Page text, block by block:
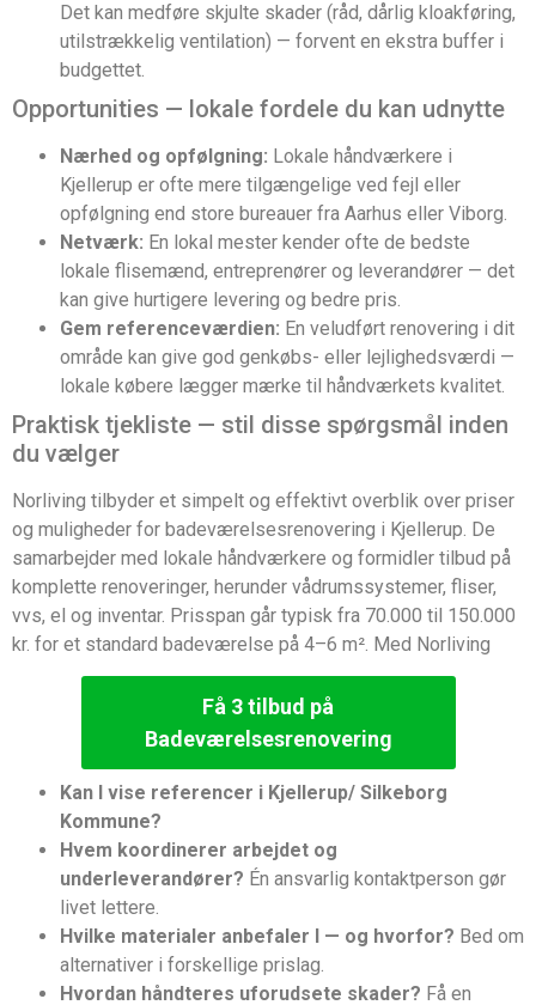
Det kan medføre skjulte skader (råd, dårlig kloakføring,
utilstrækkelig ventilation) — forvent en ekstra buffer i
budgettet.
Opportunities — lokale fordele du kan udnytte
Nærhed og opfølgning: Lokale håndværkere i
Kjellerup er ofte mere tilgængelige ved fejl eller
opfølgning end store bureauer fra Aarhus eller Viborg.
Netværk: En lokal mester kender ofte de bedste
lokale flisemænd, entreprenører og leverandører — det
kan give hurtigere levering og bedre pris.
Gem referenceværdien: En veludført renovering i dit
område kan give god genkøbs- eller lejlighedsværdi —
lokale købere lægger mærke til håndværkets kvalitet.
Praktisk tjekliste — stil disse spørgsmål inden
du vælger
Norliving tilbyder et simpelt og effektivt overblik over priser
og muligheder for badeværelsesrenovering i Kjellerup. De
samarbejder med lokale håndværkere og formidler tilbud på
komplette renoveringer, herunder vådrumssystemer, fliser,
vvs, el og inventar. Prisspan går typisk fra 70.000 til 150.000
kr. for et standard badeværelse på 4–6 m². Med Norliving
Få 3 tilbud på
Badeværelsesrenovering
Kan I vise referencer i Kjellerup/ Silkeborg
Kommune?
Hvem koordinerer arbejdet og
underleverandører? Én ansvarlig kontaktperson gør
livet lettere.
Hvilke materialer anbefaler I — og hvorfor? Bed om
alternativer i forskellige prislag.
Hvordan håndteres uforudsete skader? Få en